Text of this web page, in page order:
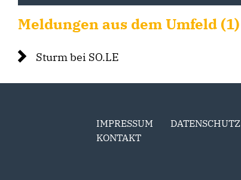
Meldungen aus dem Umfeld (1)
Sturm bei SO.LE
IMPRESSUM
DATENSCHUTZ
KONTAKT